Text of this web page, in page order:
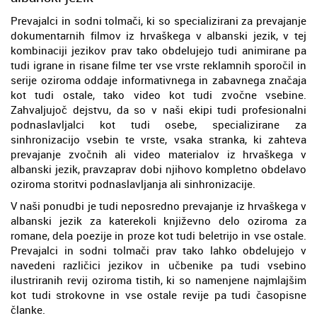
Prevajalci in sodni tolmači, ki so specializirani za prevajanje
dokumentarnih filmov iz hrvaškega v albanski jezik, v tej
kombinaciji jezikov prav tako obdelujejo tudi animirane pa
tudi igrane in risane filme ter vse vrste reklamnih sporočil in
serije oziroma oddaje informativnega in zabavnega značaja
kot tudi ostale, tako video kot tudi zvočne vsebine.
Zahvaljujoč dejstvu, da so v naši ekipi tudi profesionalni
podnaslavljalci kot tudi osebe, specializirane za
sinhronizacijo vsebin te vrste, vsaka stranka, ki zahteva
prevajanje zvočnih ali video materialov iz hrvaškega v
albanski jezik, pravzaprav dobi njihovo kompletno obdelavo
oziroma storitvi podnaslavljanja ali sinhronizacije.
V naši ponudbi je tudi neposredno prevajanje iz hrvaškega v
albanski jezik za katerekoli književno delo oziroma za
romane, dela poezije in proze kot tudi beletrijo in vse ostale.
Prevajalci in sodni tolmači prav tako lahko obdelujejo v
navedeni različici jezikov in učbenike pa tudi vsebino
ilustriranih revij oziroma tistih, ki so namenjene najmlajšim
kot tudi strokovne in vse ostale revije pa tudi časopisne
članke.